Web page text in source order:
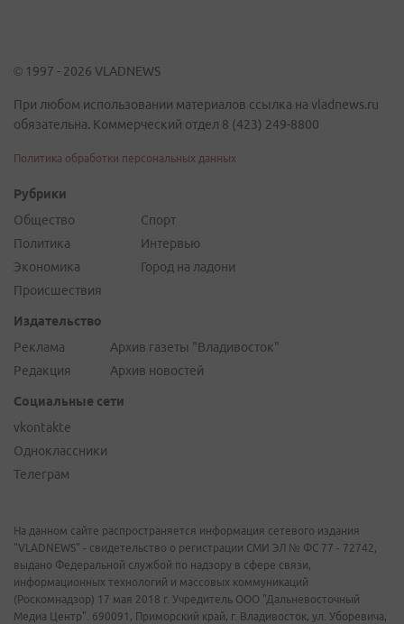
© 1997 - 2026 VLADNEWS
При любом использовании материалов ссылка на vladnews.ru
обязательна. Коммерческий отдел 8 (423) 249-8800
Политика обработки персональных данных
Рубрики
Общество
Политика
Экономика
Происшествия
Спорт
Интервью
Город на ладони
Издательство
Реклама
Редакция
Архив газеты "Владивосток"
Архив новостей
Социальные сети
vkontakte
Одноклассники
Телеграм
На данном сайте распространяется информация сетевого издания
"VLADNEWS" - свидетельство о регистрации СМИ ЭЛ № ФС 77 - 72742,
выдано Федеральной службой по надзору в сфере связи,
информационных технологий и массовых коммуникаций
(Роскомнадзор) 17 мая 2018 г. Учредитель ООО "Дальневосточный
Медиа Центр". 690091, Приморский край, г. Владивосток, ул. Уборевича,